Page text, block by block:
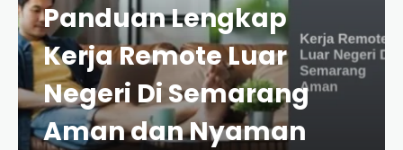
Panduan Lengkap
Kerja Remote Luar
Negeri Di Semarang
Aman dan Nyaman